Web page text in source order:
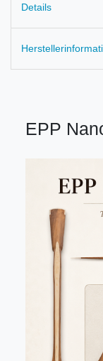
Details
EPP